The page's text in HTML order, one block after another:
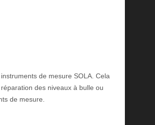
de mesure SOLA. Cela
des niveaux à bulle ou
de mesure.